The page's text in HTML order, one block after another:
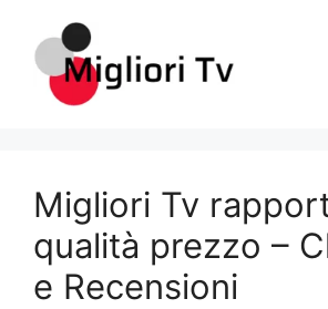
contenuto
Migliori Tv
qualità prezzo –
e Recensioni